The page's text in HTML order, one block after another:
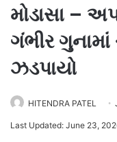
મોડાસા –
ગંભીર ગુનામાં
ઝડપાયો
HITENDRA PATEL
Last Updated: June 23,